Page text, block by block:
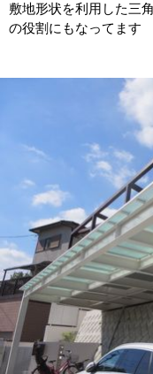
敷地形状を利用した三
の役割にもなってます